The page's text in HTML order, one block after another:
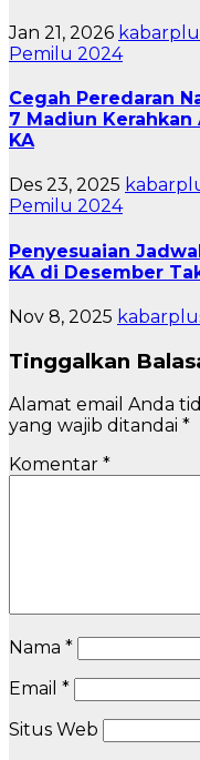
Jan 21, 2026
Pemilu 2024
Cegah Peredaran
7 Madiun
KA
Des 23, 2025
Pemilu 2024
Penyesuaian
KA di Desember
Nov 8, 2025
Tinggalkan
Alamat email Anda
yang wajib ditandai *
Komentar *
Nama *
Email *
Situs Web